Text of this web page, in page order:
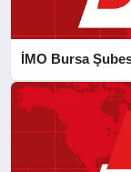
İMO Bursa